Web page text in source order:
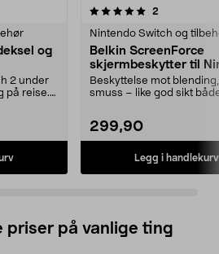
og
2 under
på reise.
2
Nintendo Switch og
Belkin ScreenForce
skjermbeskytter til
Switch 2
Beskyttelse mot
smuss – like god sikt
299,90
Legg i handlekurv
4.0 av 5 stjerner
priser på vanlige ting